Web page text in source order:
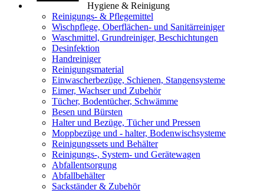
Hygiene & Reinigung
Reinigungs- & Pflegemittel
Wischpflege, Oberflächen- und Sanitärreiniger
Waschmittel, Grundreiniger, Beschichtungen
Desinfektion
Handreiniger
Reinigungsmaterial
Einwascherbezüge, Schienen, Stangensysteme
Eimer, Wachser und Zubehör
Tücher, Bodentücher, Schwämme
Besen und Bürsten
Halter und Bezüge, Tücher und Pressen
Moppbezüge und - halter, Bodenwischsysteme
Reinigungssets und Behälter
Reinigungs-, System- und Gerätewagen
Abfallentsorgung
Abfallbehälter
Sackständer & Zubehör